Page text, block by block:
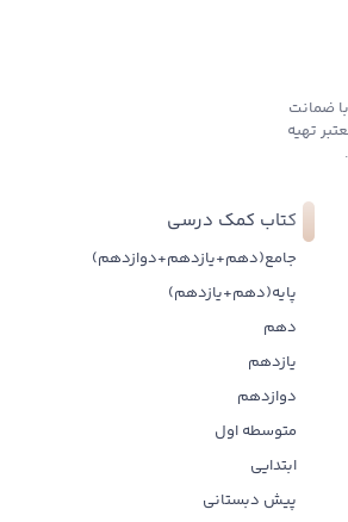
ضمانت
تهیه
کتاب کمک درسی
جامع(دهم+یازدهم+دوازدهم)
پایه(دهم+یازدهم)
دهم
یازدهم
دوازدهم
متوسطه اول
ابتدایی
پیش دبستانی